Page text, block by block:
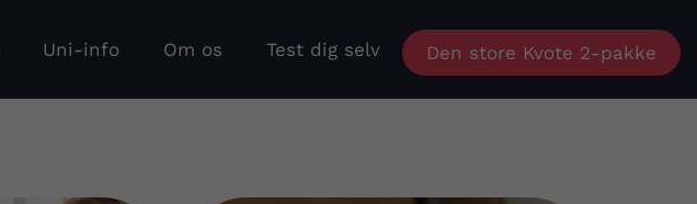
Uni-info Om os Test dig selv Den store Kvote 2-pakke